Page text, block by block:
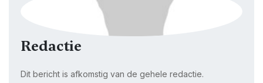
Redactie
Dit bericht is afkomstig van de gehele redactie.